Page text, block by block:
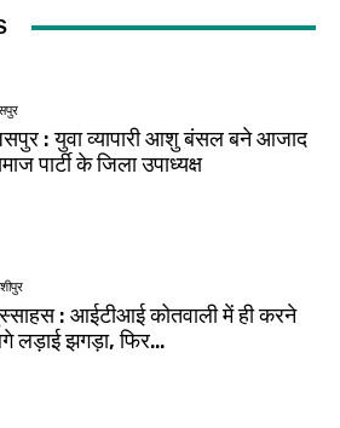
: युवा व्यापारी आशु बंसल बने आजाद
पार्टी के जिला उपाध्यक्ष
: आईटीआई कोतवाली में ही करने
लड़ाई झगड़ा, फिर…